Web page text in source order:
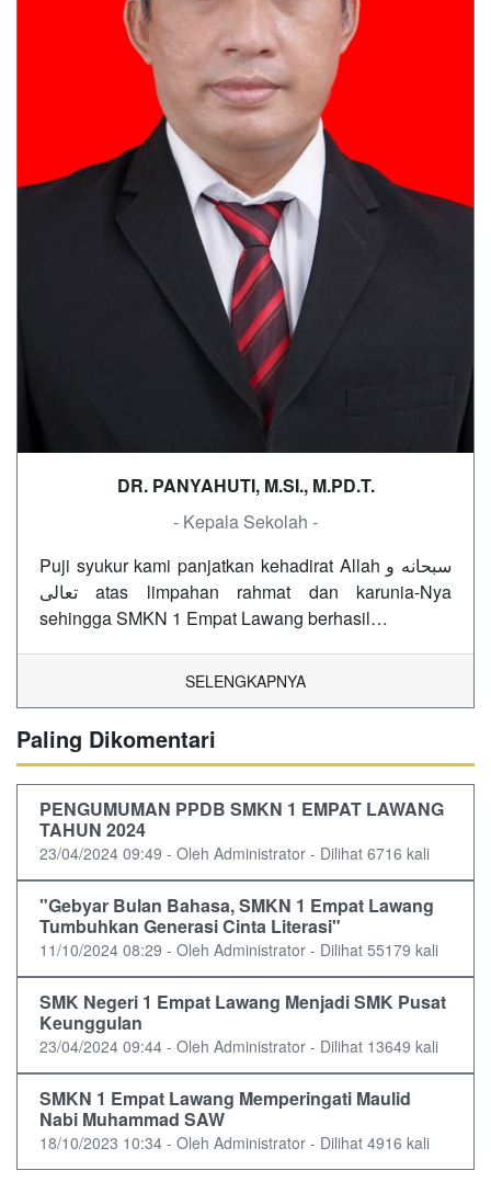
DR. PANYAHUTI, M.SI., M.PD.T.
- Kepala Sekolah -
Puji syukur kami panjatkan kehadirat Allah سبحانه و
تعالى atas limpahan rahmat dan karunia-Nya
sehingga SMKN 1 Empat Lawang berhasil…
SELENGKAPNYA
Paling Dikomentari
PENGUMUMAN PPDB SMKN 1 EMPAT LAWANG
TAHUN 2024
23/04/2024 09:49 - Oleh Administrator - Dilihat 6716 kali
"Gebyar Bulan Bahasa, SMKN 1 Empat Lawang
Tumbuhkan Generasi Cinta Literasi"
11/10/2024 08:29 - Oleh Administrator - Dilihat 55179 kali
SMK Negeri 1 Empat Lawang Menjadi SMK Pusat
Keunggulan
23/04/2024 09:44 - Oleh Administrator - Dilihat 13649 kali
SMKN 1 Empat Lawang Memperingati Maulid
Nabi Muhammad SAW
18/10/2023 10:34 - Oleh Administrator - Dilihat 4916 kali